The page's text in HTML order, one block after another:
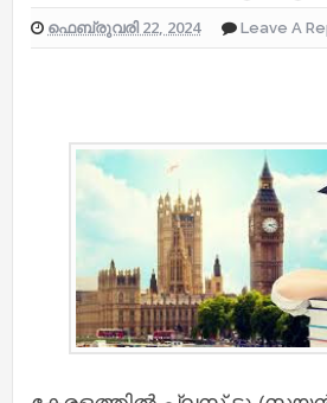
ഫെബ്രുവരി 22, 2024 Leave A